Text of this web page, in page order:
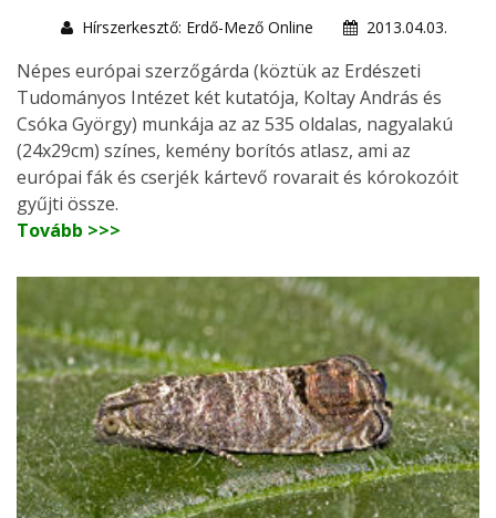
Hírszerkesztő: Erdő-Mező Online
2013.04.03.
Népes európai szerzőgárda (köztük az Erdészeti
Tudományos Intézet két kutatója, Koltay András és
Csóka György) munkája az az 535 oldalas, nagyalakú
(24x29cm) színes, kemény borítós atlasz, ami az
európai fák és cserjék kártevő rovarait és kórokozóit
gyűjti össze.
Tovább >>>